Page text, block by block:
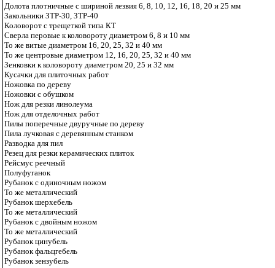
Долота плотничные с шириной лезвия 6, 8, 10, 12, 16, 18, 20 и 25 мм
Закольники ЗТР-30, ЗТР-40
Коловорот с трещеткой типа КТ
Сверла перовые к коловороту диаметром 6, 8 и 10 мм
То же витые диаметром 16, 20, 25, 32 и 40 мм
То же центровые диаметром 12, 16, 20, 25, 32 и 40 мм
Зенковки к коловороту диаметром 20, 25 и 32 мм
Кусачки для плиточных работ
Ножовка по дереву
Ножовки с обушком
Нож для резки линолеума
Нож для отделочных работ
Пилы поперечные двуручные по дереву
Пила лучковая с деревянным станком
Разводка для пил
Резец для резки керамических плиток
Рейсмус реечный
Полуфуганок
Рубанок с одиночным ножом
То же металлический
Рубанок шерхебель
То же металлический
Рубанок с двойным ножом
То же металлический
Рубанок цинубель
Рубанок фальцгебель
Рубанок зензубель